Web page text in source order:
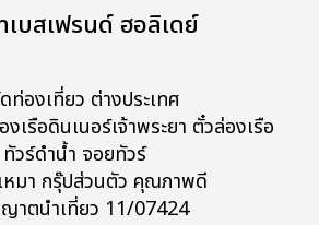
บสเฟรนด์ ฮอลิเดย์
ท่องเที่ยว ต่างประเทศ
งเรือดินเนอร์เจ้าพระยา ตั๋วล่องเรือ
ทัวร์ดำน้ำ จอยทัวร์
หมา กรุ๊ปส่วนตัว คุณภาพดี
าตนำเที่ยว 11/07424